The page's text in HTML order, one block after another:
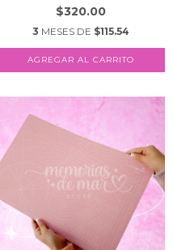
$320.00
3 MESES DE $115.54